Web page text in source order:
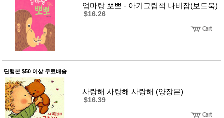
생활/욕
실/청소
용품
WALL
DECO
Pet
Supplies
문
화
공연/행
사
엄마랑 뽀뽀 - 아기그림책 나비잠(보드북)
$16.26
단행본 $50 이상 무료배송
사랑해 사랑해 사랑해 (양장본)
$16.39